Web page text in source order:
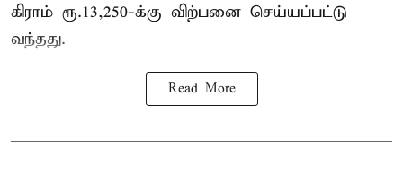
கிராம் ரூ.13,250-க்கு விற்பனை செய்யப்பட்டு
வந்தது.
Read More